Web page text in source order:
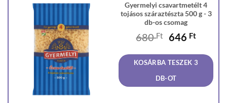
Gyermelyi csavartmetélt 4
tojásos száraztészta 500 g - 3
db-os csomag
680Ft
Original
was:
680 Ft.
646 Ft
is:
646
KOSÁRBA TESZEK 3
DB-OT